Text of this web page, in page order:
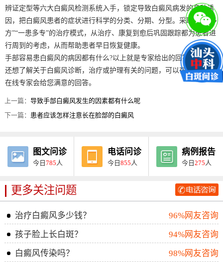
辨证定型等六大白癜风检测系统入手，锁定导致白癜风病发的多种诱
因，把白癜风患者的症状进行科学的分类、分期、分型。采取“一人多
方”“一患多专”的治疗模式，从治疗、康复到愈后巩固跟踪都为患者进
行周到的考虑，从而帮助患者早日恢复健康。
手部容易患白癜风的病因都有什么?以上就是专家给出的回答。如果您
还想了解关于白癜风诊断，治疗或护理有关的问题，可以在线咨询，
在线专家会给您满意的回答。
上一篇：导致手部白癜风发生的因素都有什么呢
下一篇： 患者应该怎样注意长在脸部的白癜风
图文问诊
今日785 人
电话问诊
今日855 人
病例报告
今日275 人
更多关注问题
治疗白癜风多少钱？
96%网友咨询
孩子脸上长白斑？
94%网友咨询
白癜风传染吗？
98%网友咨询